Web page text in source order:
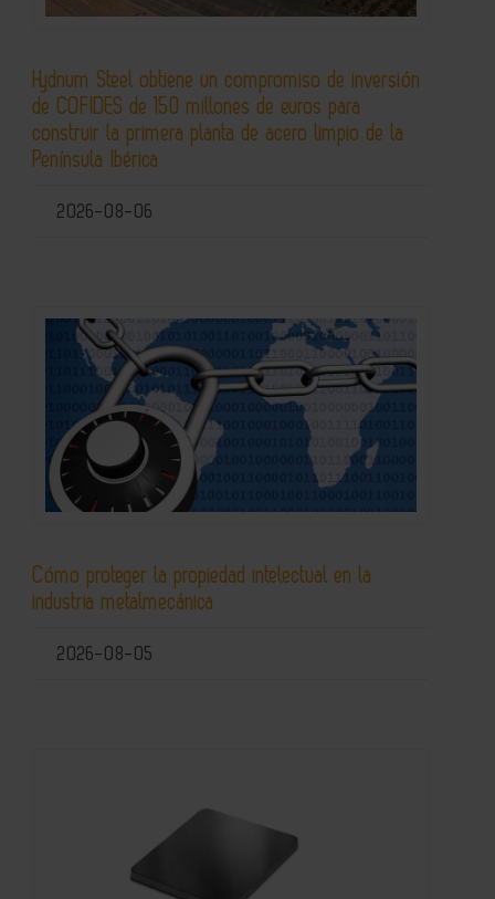
Hydnum Steel obtiene un compromiso de inversión
de COFIDES de 150 millones de euros para
construir la primera planta de acero limpio de la
Península Ibérica
2026-08-06
Cómo proteger la propiedad intelectual en la
industria metalmecánica
2026-08-05